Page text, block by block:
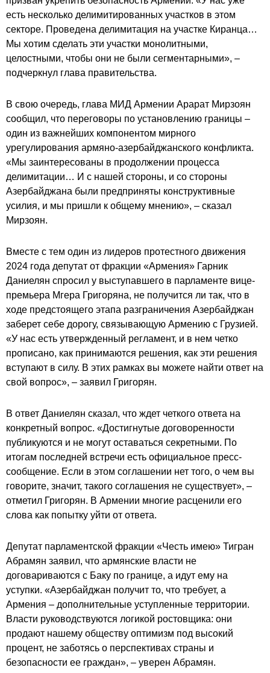
есть несколько делимитированных участков в этом
секторе. Проведена делимитация на участке Киранца…
Мы хотим сделать эти участки монолитными,
целостными, чтобы они не были сегментарными», –
подчеркнул глава правительства.
В свою очередь, глава МИД Армении Арарат Мирзоян
сообщил, что переговоры по установлению границы –
один из важнейших компонентом мирного
урегулирования армяно-азербайджанского конфликта.
«Мы заинтересованы в продолжении процесса
делимитации… И с нашей стороны, и со стороны
Азербайджана были предприняты конструктивные
усилия, и мы пришли к общему мнению», – сказал
Мирзоян.
Вместе с тем один из лидеров протестного движения
2024 года депутат от фракции «Армения» Гарник
Даниелян спросил у выступавшего в парламенте вице-
премьера Мгера Григоряна, не получится ли так, что в
ходе предстоящего этапа разграничения Азербайджан
заберет себе дорогу, связывающую Армению с Грузией.
«У нас есть утвержденный регламент, и в нем четко
прописано, как принимаются решения, как эти решения
вступают в силу. В этих рамках вы можете найти ответ на
свой вопрос», – заявил Григорян.
В ответ Даниелян сказал, что ждет четкого ответа на
конкретный вопрос. «Достигнутые договоренности
публикуются и не могут оставаться секретными. По
итогам последней встречи есть официальное пресс-
сообщение. Если в этом соглашении нет того, о чем вы
говорите, значит, такого соглашения не существует», –
отметил Григорян. В Армении многие расценили его
слова как попытку уйти от ответа.
Депутат парламентской фракции «Честь имею» Тигран
Абрамян заявил, что армянские власти не
договариваются с Баку по границе, а идут ему на
уступки. «Азербайджан получит то, что требует, а
Армения – дополнительные уступленные территории.
Власти руководствуются логикой ростовщика: они
продают нашему обществу оптимизм под высокий
процент, не заботясь о перспективах страны и
безопасности ее граждан», – уверен Абрамян.